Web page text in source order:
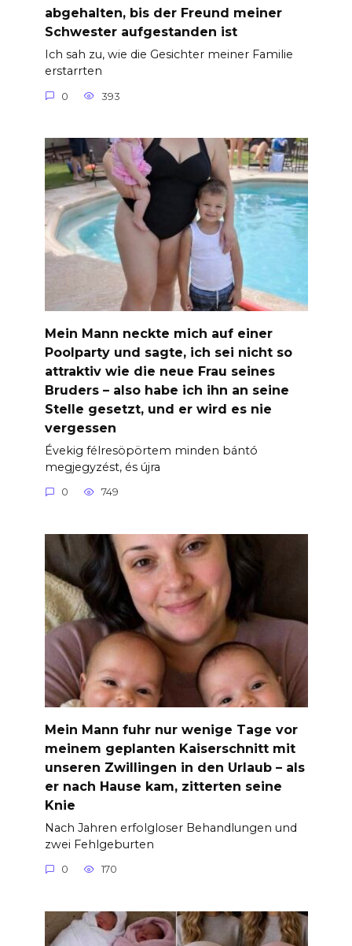
abgehalten, bis der Freund meiner
Schwester aufgestanden ist
Ich sah zu, wie die Gesichter meiner Familie
erstarrten
0 393
Mein Mann neckte mich auf einer
Poolparty und sagte, ich sei nicht so
attraktiv wie die neue Frau seines
Bruders – also habe ich ihn an seine
Stelle gesetzt, und er wird es nie
vergessen
Évekig félresöpörtem minden bántó
megjegyzést, és újra
0 749
Mein Mann fuhr nur wenige Tage vor
meinem geplanten Kaiserschnitt mit
unseren Zwillingen in den Urlaub – als
er nach Hause kam, zitterten seine
Knie
Nach Jahren erfolgloser Behandlungen und
zwei Fehlgeburten
0 170